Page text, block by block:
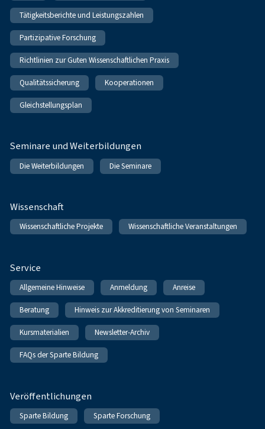
Tätigkeitsberichte und Leistungszahlen
Partizipative Forschung
Richtlinien zur Guten Wissenschaftlichen Praxis
Qualitätssicherung Kooperationen
Gleichstellungsplan
Seminare und Weiterbildungen
Die Weiterbildungen Die Seminare
Wissenschaft
Wissenschaftliche Projekte Wissenschaftliche Veranstaltungen
Service
Allgemeine Hinweise Anmeldung Anreise
Beratung Hinweis zur Akkreditierung von Seminaren
Kursmaterialien Newsletter-Archiv
FAQs der Sparte Bildung
Veröffentlichungen
Sparte Bildung Sparte Forschung